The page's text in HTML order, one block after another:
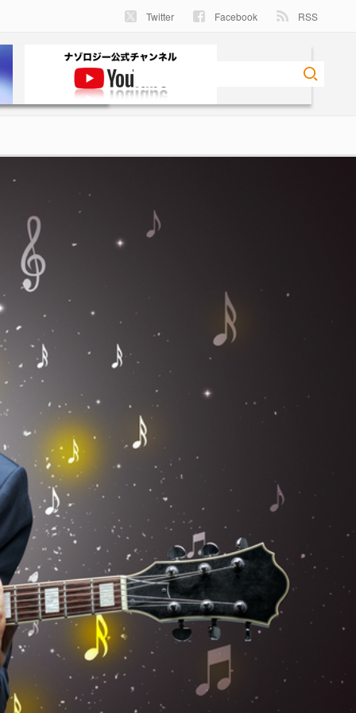
Twitter Facebook RSS